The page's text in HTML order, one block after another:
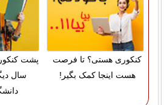
کنکوری هستی؟ تا فرصت
هست اینجا کمک بگیر!
پشت
سال